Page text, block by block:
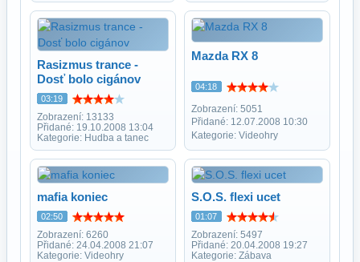
Rasizmus trance -
Dosť bolo cigánov
03:19
Zobrazení: 13133
Přidané: 19.10.2008 13:04
Kategorie: Hudba a tanec
Mazda RX 8
04:18
Zobrazení: 5051
Přidané: 12.07.2008 10:30
Kategorie: Videohry
mafia koniec
02:50
Zobrazení: 6260
Přidané: 24.04.2008 21:07
Kategorie: Videohry
S.O.S. flexi ucet
01:07
Zobrazení: 5497
Přidané: 20.04.2008 19:27
Kategorie: Zábava